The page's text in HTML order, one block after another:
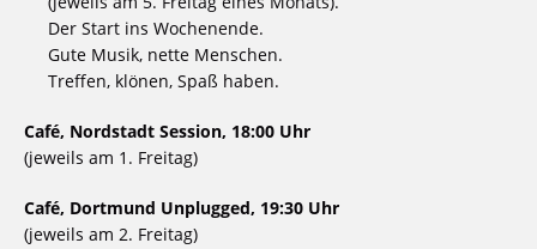
Der Start ins Wochenende.
Gute Musik, nette Menschen.
Treffen, klönen, Spaß haben.
Café, Nordstadt Session, 18:00 Uhr
(jeweils am 1. Freitag)
Café, Dortmund Unplugged, 19:30 Uhr
(jeweils am 2. Freitag)